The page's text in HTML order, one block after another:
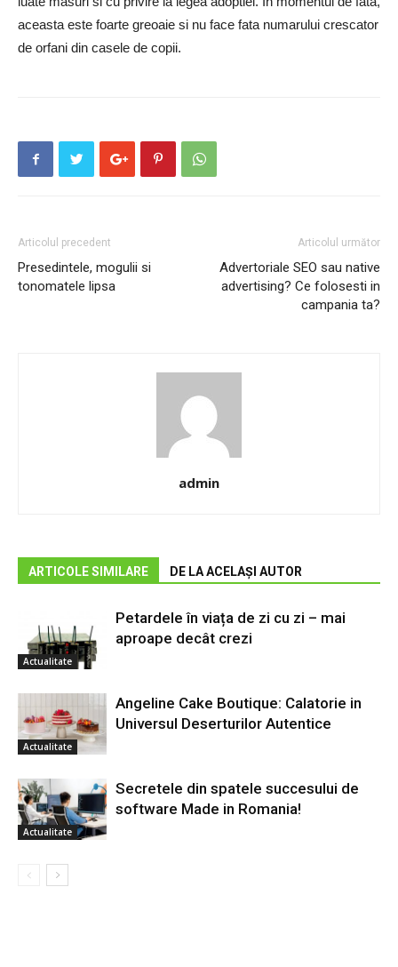
aceasta este foarte greoaie si nu face fata numarului crescator
de orfani din casele de copii.
Articolul precedent
Presedintele, mogulii si
tonomatele lipsa
Articolul următor
Advertoriale SEO sau native
advertising? Ce folosesti in
campania ta?
admin
ARTICOLE SIMILARE DE LA ACELAȘI AUTOR
Actualitate
Petardele în viața de zi cu zi – mai
aproape decât crezi
Actualitate
Angeline Cake Boutique: Calatorie in
Universul Deserturilor Autentice
Actualitate
Secretele din spatele succesului de
software Made in Romania!